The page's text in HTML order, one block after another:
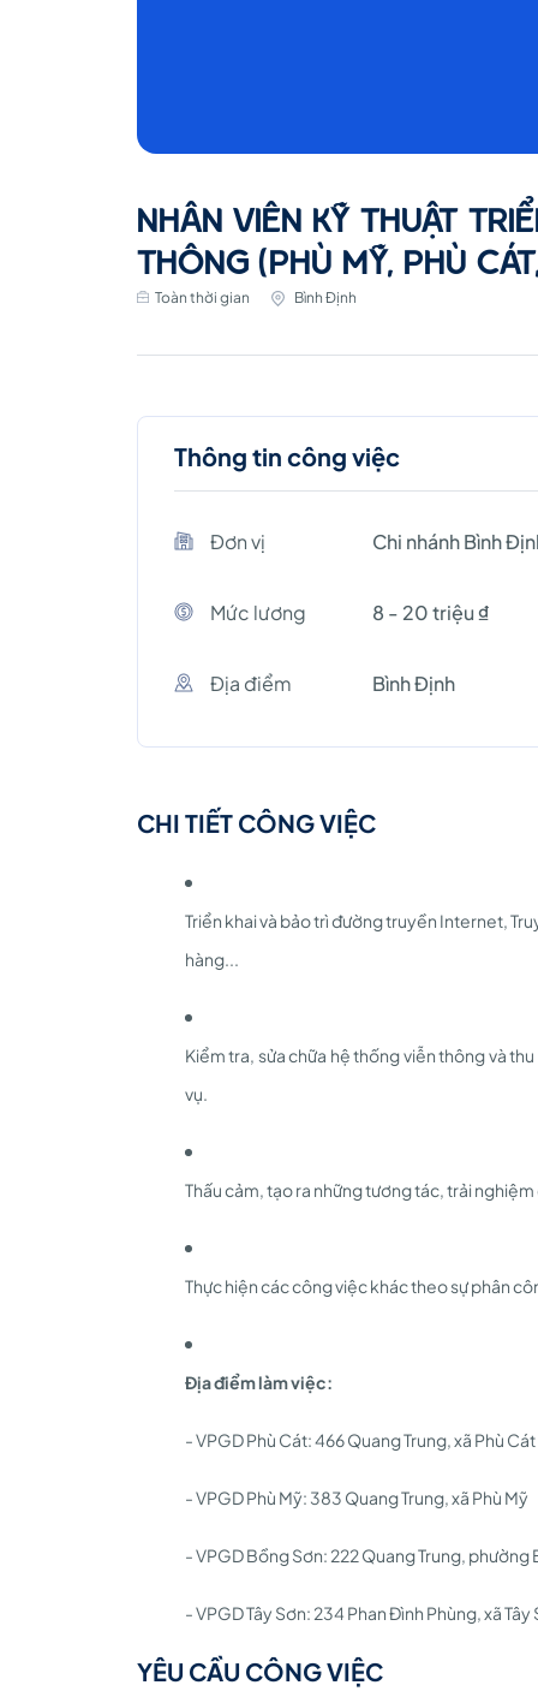
Định
NHÂN VIÊN KỸ THUẬT
THÔNG (PHÙ MỸ, PHÙ
Toàn thời gian Bình Định
Thông tin công việc
Đơn vị Chi nhánh Bình
Mức lương 8 - 20 triệu ₫
Địa điểm Bình Định
CHI TIẾT CÔNG VIỆC
Triển khai và bảo trì đường truyền Internet,
hàng...
Kiểm tra, sửa chữa hệ thống viễn thông và
vụ.
Thấu cảm, tạo ra những tương tác, trải
Thực hiện các công việc khác theo sự phân
Địa điểm làm việc:
- VPGD Phù Cát: 466 Quang Trung, xã Phù Cát
- VPGD Phù Mỹ: 383 Quang Trung, xã Phù Mỹ
- VPGD Bồng Sơn: 222 Quang Trung, phường
- VPGD Tây Sơn: 234 Phan Đình Phùng, xã Tây
YÊU CẦU CÔNG VIỆC